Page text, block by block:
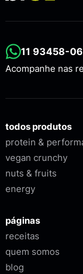
11 93458-
Acompanhe nas
todos produtos
protein &
vegan crunchy
nuts & fruits
energy
páginas
receitas
quem somos
blog